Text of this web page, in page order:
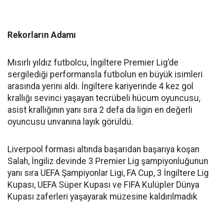
Rekorların Adamı
Mısırlı yıldız futbolcu, İngiltere Premier Lig’de
sergilediği performansla futbolun en büyük isimleri
arasında yerini aldı. İngiltere kariyerinde 4 kez gol
krallığı sevinci yaşayan tecrübeli hücum oyuncusu,
asist krallığının yanı sıra 2 defa da ligin en değerli
oyuncusu unvanına layık görüldü.
Liverpool forması altında başarıdan başarıya koşan
Salah, İngiliz devinde 3 Premier Lig şampiyonluğunun
yanı sıra UEFA Şampiyonlar Ligi, FA Cup, 3 İngiltere Lig
Kupası, UEFA Süper Kupası ve FIFA Kulüpler Dünya
Kupası zaferleri yaşayarak müzesine kaldırılmadık